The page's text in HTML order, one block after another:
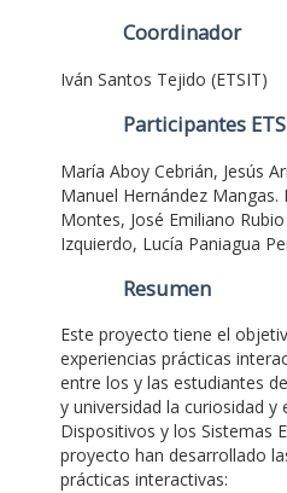
Coordinador
Iván Santos Tejido (ETSIT)
Participantes
María Aboy Cebrián, Jesús
Manuel Hernández
Montes, José Emiliano
Izquierdo, Lucía Paniagua
Resumen
Este proyecto tiene el
experiencias prácticas
entre los y las estudiantes
y universidad la curiosidad y
Dispositivos y los Sistemas
proyecto han desarrollado
prácticas interactivas: